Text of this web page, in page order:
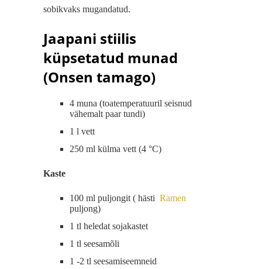
sobikvaks mugandatud.
Jaapani stiilis
küpsetatud munad
(Onsen tamago)
4 muna (toatemperatuuril seisnud
vähemalt paar tundi)
1 l vett
250 ml külma vett (4 °C)
Kaste
100 ml puljongit ( hästi Ramen
puljong)
1 tl heledat sojakastet
1 tl seesamõli
1 -2 tl seesamiseemneid